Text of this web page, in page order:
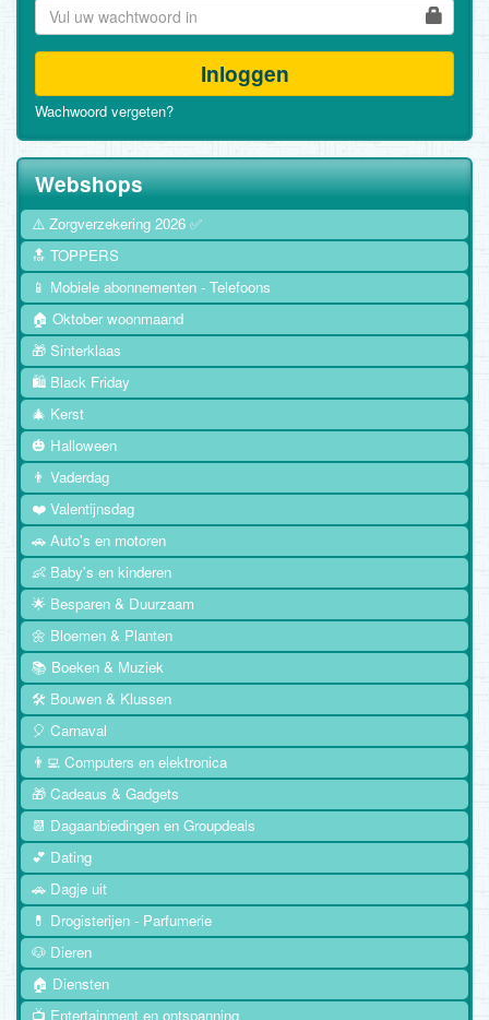
Inloggen
Wachwoord vergeten?
Webshops
⚠️ Zorgverzekering 2026 ✅
🔝 TOPPERS
📱 Mobiele abonnementen - Telefoons
🏠 Oktober woonmaand
🎁 Sinterklaas
🛍️ Black Friday
🎄 Kerst
🎃 Halloween
👨 Vaderdag
❤️ Valentijnsdag
🚗 Auto's en motoren
👶 Baby's en kinderen
🌟 Besparen & Duurzaam
🌼 Bloemen & Planten
📚 Boeken & Muziek
🛠️ Bouwen & Klussen
🎈 Carnaval
👨‍💻 Computers en elektronica
🎁 Cadeaus & Gadgets
📆 Dagaanbiedingen en Groupdeals
💕 Dating
🚗 Dagje uit
💊 Drogisterijen - Parfumerie
🐶 Dieren
🏠 Diensten
📺 Entertainment en ontspanning